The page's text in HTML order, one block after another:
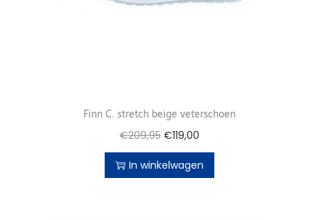
Finn C. stretch beige veterschoen
€209,95 €119,00
In winkelwagen